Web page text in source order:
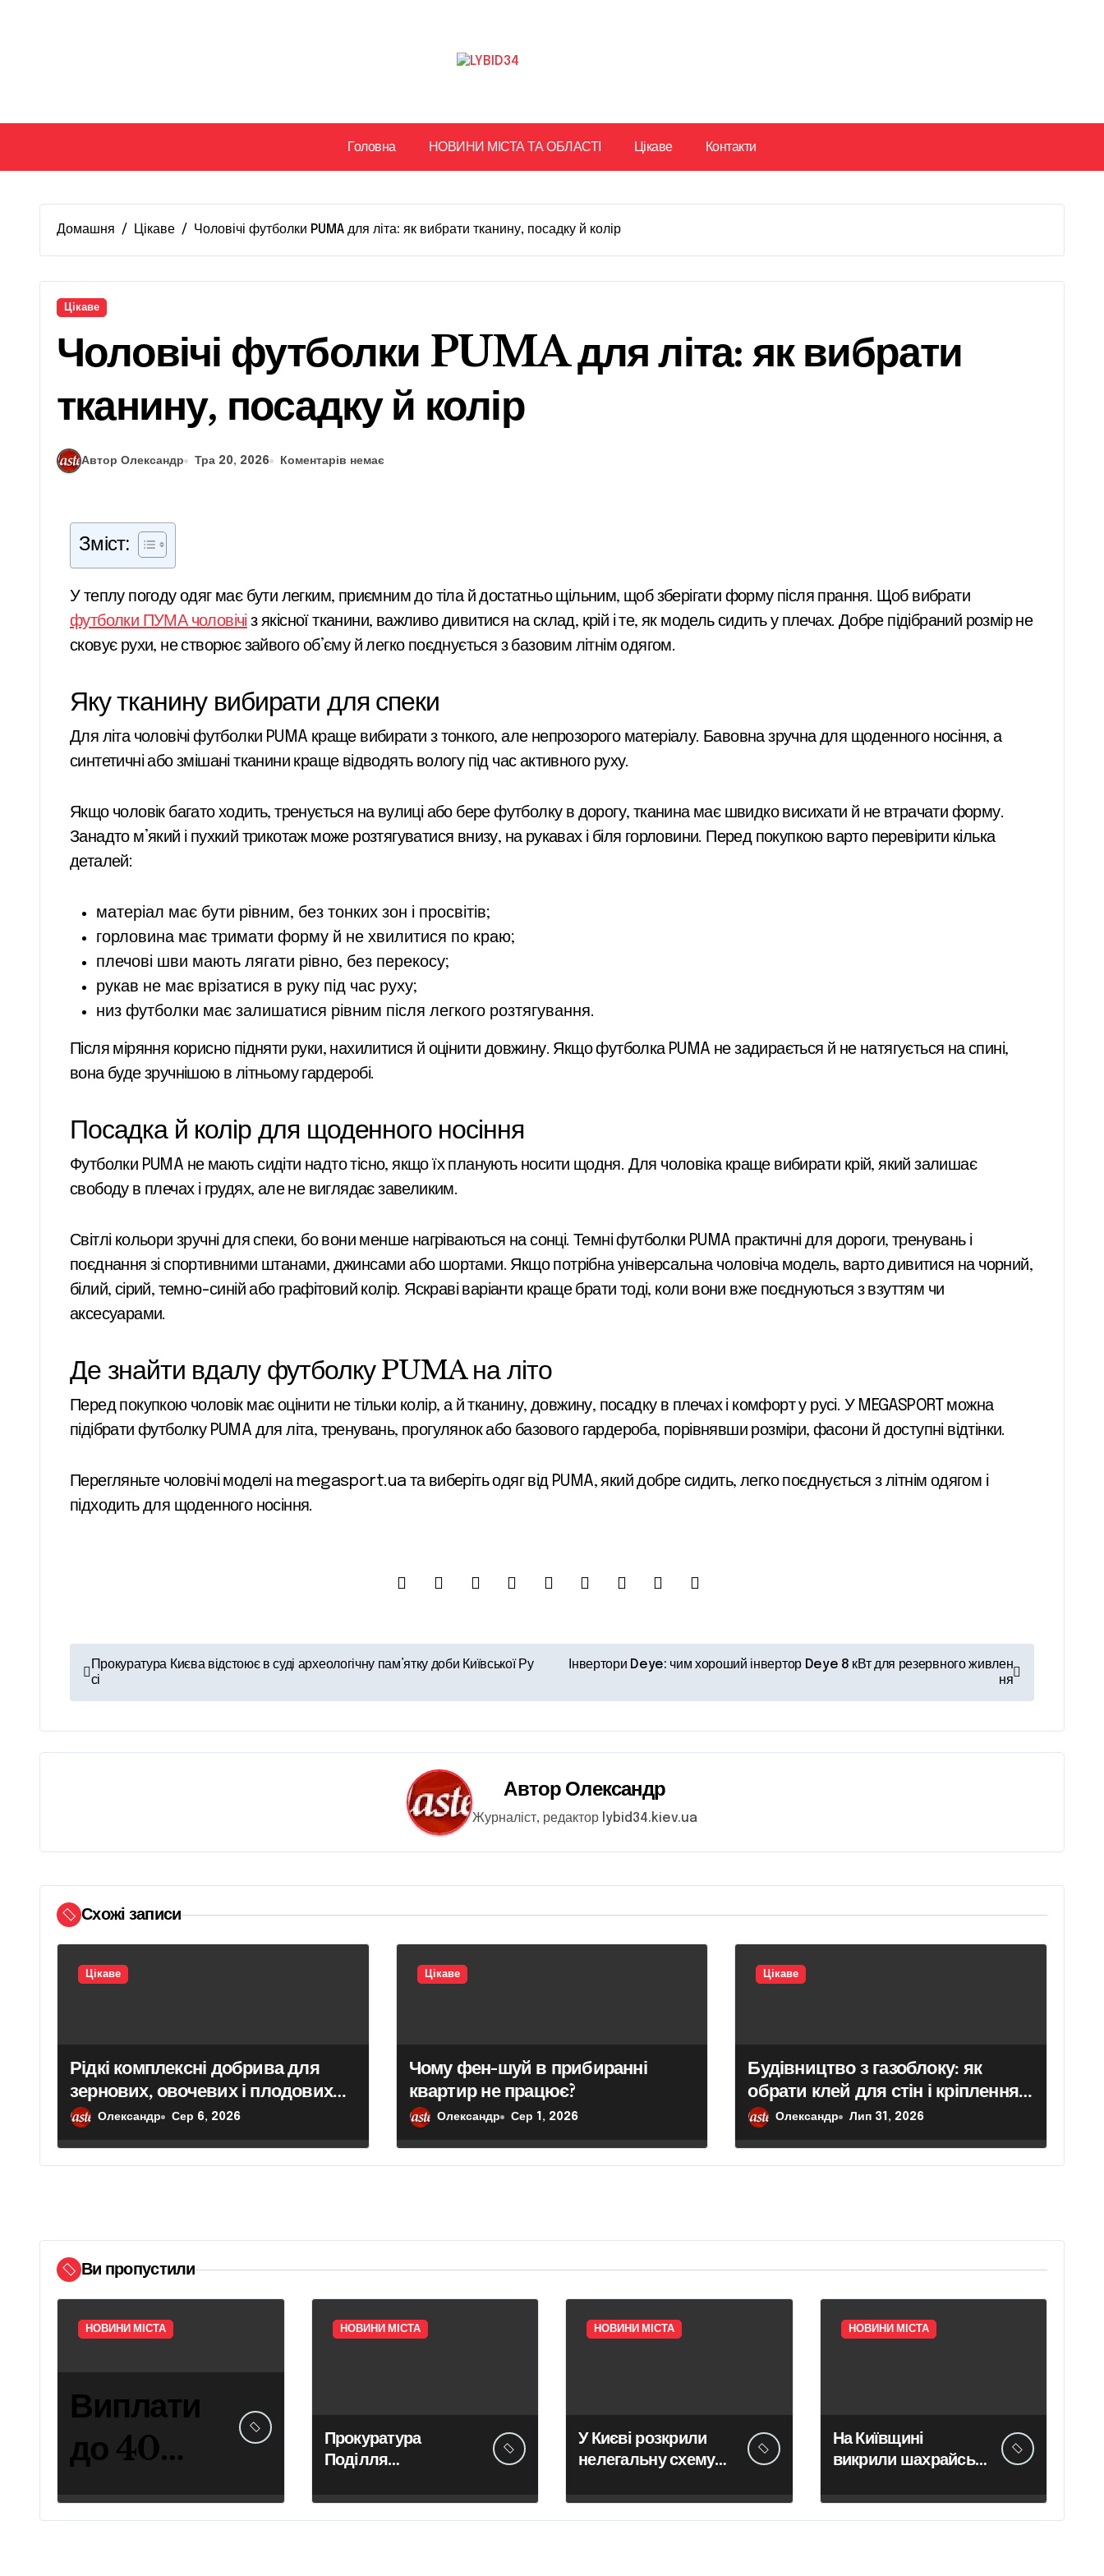
Головна НОВИНИ МІСТА ТА ОБЛАСТІ Цікаве Контакти
Домашня Цікаве Чоловічі футболки PUMA для літа: як вибрати тканину, посадку й колір
Цікаве
Чоловічі футболки PUMA для літа: як вибрати
тканину, посадку й колір
Автор Олександр Тра 20, 2026 Коментарів немає
Зміст:
У теплу погоду одяг має бути легким, приємним до тіла й достатньо щільним, щоб зберігати форму після прання. Щоб вибрати
футболки ПУМА чоловічі з якісної тканини, важливо дивитися на склад, крій і те, як модель сидить у плечах. Добре підібраний розмір не
сковує рухи, не створює зайвого об’єму й легко поєднується з базовим літнім одягом.
Яку тканину вибирати для спеки
Для літа чоловічі футболки PUMA краще вибирати з тонкого, але непрозорого матеріалу. Бавовна зручна для щоденного носіння, а
синтетичні або змішані тканини краще відводять вологу під час активного руху.
Якщо чоловік багато ходить, тренується на вулиці або бере футболку в дорогу, тканина має швидко висихати й не втрачати форму.
Занадто м’який і пухкий трикотаж може розтягуватися внизу, на рукавах і біля горловини. Перед покупкою варто перевірити кілька
деталей:
матеріал має бути рівним, без тонких зон і просвітів;
горловина має тримати форму й не хвилитися по краю;
плечові шви мають лягати рівно, без перекосу;
рукав не має врізатися в руку під час руху;
низ футболки має залишатися рівним після легкого розтягування.
Після міряння корисно підняти руки, нахилитися й оцінити довжину. Якщо футболка PUMA не задирається й не натягується на спині,
вона буде зручнішою в літньому гардеробі.
Посадка й колір для щоденного носіння
Футболки PUMA не мають сидіти надто тісно, якщо їх планують носити щодня. Для чоловіка краще вибирати крій, який залишає
свободу в плечах і грудях, але не виглядає завеликим.
Світлі кольори зручні для спеки, бо вони менше нагріваються на сонці. Темні футболки PUMA практичні для дороги, тренувань і
поєднання зі спортивними штанами, джинсами або шортами. Якщо потрібна універсальна чоловіча модель, варто дивитися на чорний,
білий, сірий, темно-синій або графітовий колір. Яскраві варіанти краще брати тоді, коли вони вже поєднуються з взуттям чи
аксесуарами.
Де знайти вдалу футболку PUMA на літо
Перед покупкою чоловік має оцінити не тільки колір, а й тканину, довжину, посадку в плечах і комфорт у русі. У MEGASPORT можна
підібрати футболку PUMA для літа, тренувань, прогулянок або базового гардероба, порівнявши розміри, фасони й доступні відтінки.
Перегляньте чоловічі моделі на megasport.ua та виберіть одяг від PUMA, який добре сидить, легко поєднується з літнім одягом і
підходить для щоденного носіння.
Н
а
в
і
ц
і
я
з
и
с
і
в
Прокуратура Києва відстоює в суді археологічну пам’ятку доби Київської Ру
сі
Інвертори Deye: чим хороший інвертор Deye 8 кВт для резервного живлен
ня
Автор Олександр
Журналіст, редактор lybid34.kiev.ua
Схожі записи
Цікаве
Рідкі комплексні добрива для
зернових, овочевих і плодових
культур: особливості вибору
Олександр Сер 6, 2026
Цікаве
Чому фен-шуй в прибиранні
квартир не працює?
Олександр Сер 1, 2026
Цікаве
Будівництво з газоблоку: як
обрати клей для стін і кріплення
гіпсокартону
Олександр Лип 31, 2026
Ви пропустили
НОВИНИ МІСТА
Виплати
до 40
000 грн
на
НОВИНИ МІСТА
Прокуратура
Поділля
скасування права
власності на
НОВИНИ МІСТА
У Києві розкрили
нелегальну схему
материнства для
іноземних
НОВИНИ МІСТА
На Київщині
викрили шахрайські
обманули громадян
Чехії на понад 12